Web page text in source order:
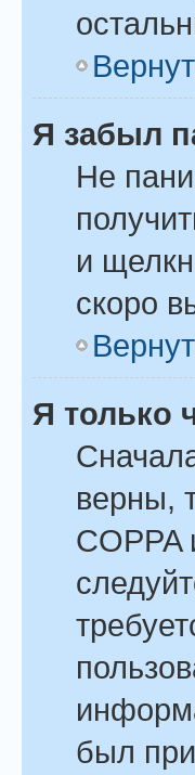
Я забыл
Не
и
скоро
Я только
верны,
COPPA
был